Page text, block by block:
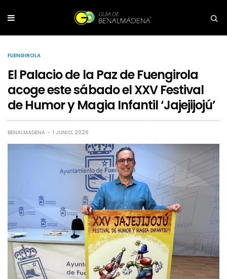
FUENGIROLA
El Palacio de la Paz de Fuengirola
acoge este sábado el XXV Festival
de Humor y Magia Infantil ‘Jajejijojú’
BENALMADENA 1 JUNIO, 2026